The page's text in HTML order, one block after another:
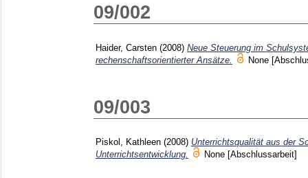
09/002
Haider, Carsten (2008) Neue Steuerung im
rechenschaftsorientierter Ansätze.
None
09/003
Piskol, Kathleen (2008) Unterrichtsqualität aus der
Unterrichtsentwicklung.
None [Abschlussarbeit]